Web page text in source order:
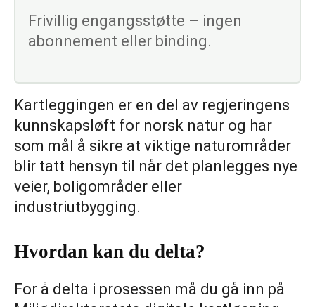
Frivillig engangsstøtte – ingen
abonnement eller binding.
Kartleggingen er en del av regjeringens
kunnskapsløft for norsk natur og har
som mål å sikre at viktige naturområder
blir tatt hensyn til når det planlegges nye
veier, boligområder eller
industriutbygging.
Hvordan kan du delta?
For å delta i prosessen må du gå inn på